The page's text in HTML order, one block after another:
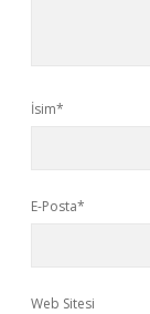
İsim*
E-Posta*
Web Sitesi